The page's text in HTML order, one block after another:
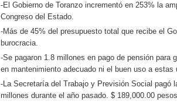
-El Gobierno de Toranzo incrementó en 253% la
Congreso del Estado.
-Más de 45% del presupuesto total que recibe el
burocracia.
-Se pagaron 1.8 millones en pago de pensión para
en mantenimiento adecuado ni el buen uso a estas
-La Secretaría del Trabajo y Previsión Social pagó
millones durante el año pasado. $ 189,000.00